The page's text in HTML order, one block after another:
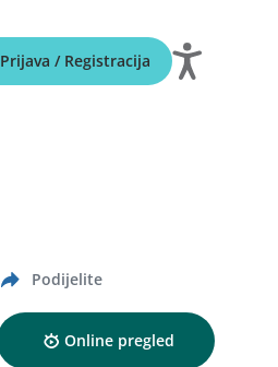
Prijava / Registracija
Podijelite
Online pregled